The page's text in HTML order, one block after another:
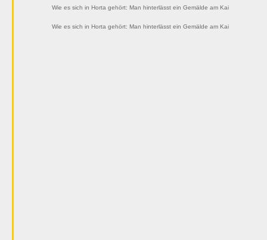
Wie es sich in Horta gehört: Man hinterlässt ein Gemälde am Kai
Wie es sich in Horta gehört: Man hinterlässt ein Gemälde am Kai